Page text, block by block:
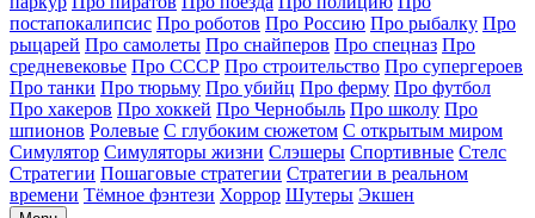
постапокалипсис Про роботов Про Россию Про рыбалку Про
рыцарей Про самолеты Про снайперов Про спецназ Про
средневековье Про СССР Про строительство Про супергероев
Про танки Про тюрьму Про убийц Про ферму Про футбол
Про хакеров Про хоккей Про Чернобыль Про школу Про
шпионов Ролевые С глубоким сюжетом С открытым миром
Симулятор Симуляторы жизни Слэшеры Спортивные Стелс
Стратегии Пошаговые стратегии Стратегии в реальном
времени Тёмное фэнтези Хоррор Шутеры Экшен